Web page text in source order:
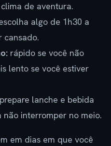
de aventura.
algo de 1h30 a
cansado.
rápido se você não
lento se você estiver
prepare lanche e bebida
interromper no meio.
em dias em que você